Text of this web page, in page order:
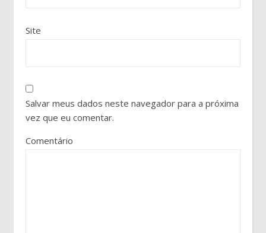
Site
Salvar meus dados neste navegador para a próxima
vez que eu comentar.
Comentário